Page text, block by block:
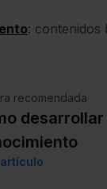
: contenidos
recomendada